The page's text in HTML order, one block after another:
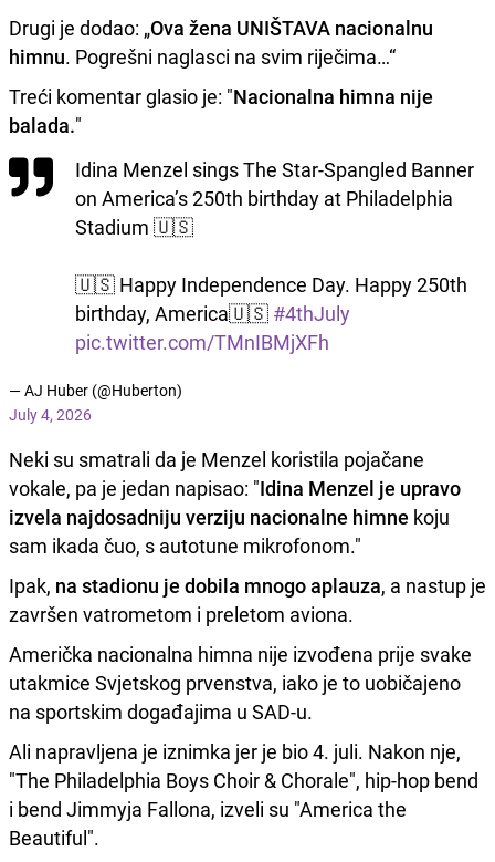
Drugi je dodao: „Ova žena UNIŠTAVA nacionalnu
himnu. Pogrešni naglasci na svim riječima…“
Treći komentar glasio je: "Nacionalna himna nije
balada."
Idina Menzel sings The Star-Spangled Banner
on America’s 250th birthday at Philadelphia
Stadium 🇺🇸
🇺🇸 Happy Independence Day. Happy 250th
birthday, America🇺🇸 #4thJuly
pic.twitter.com/TMnIBMjXFh
— AJ Huber (@Huberton)
July 4, 2026
Neki su smatrali da je Menzel koristila pojačane
vokale, pa je jedan napisao: "Idina Menzel je upravo
izvela najdosadniju verziju nacionalne himne koju
sam ikada čuo, s autotune mikrofonom."
Ipak, na stadionu je dobila mnogo aplauza, a nastup je
završen vatrometom i preletom aviona.
Američka nacionalna himna nije izvođena prije svake
utakmice Svjetskog prvenstva, iako je to uobičajeno
na sportskim događajima u SAD-u.
Ali napravljena je iznimka jer je bio 4. juli. Nakon nje,
"The Philadelphia Boys Choir & Chorale", hip-hop bend
i bend Jimmyja Fallona, izveli su "America the
Beautiful".